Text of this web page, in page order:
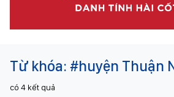
Từ khóa: #huyện Thuận
có 4 kết quả